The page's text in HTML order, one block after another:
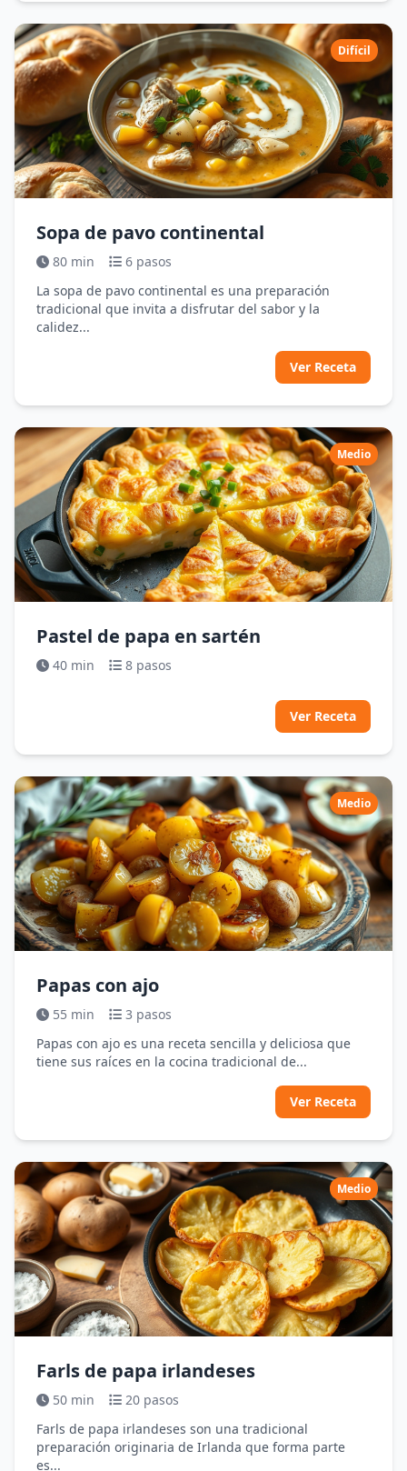
Difícil
Sopa de pavo continental
80 min
6 pasos
La sopa de pavo continental es una preparación
tradicional que invita a disfrutar del sabor y la
calidez...
Ver Receta
Medio
Pastel de papa en sartén
40 min 8 pasos
Ver Receta
Medio
Papas con ajo
55 min
3 pasos
Papas con ajo es una receta sencilla y deliciosa que
tiene sus raíces en la cocina tradicional de...
Ver Receta
Medio
Farls de papa irlandeses
50 min
20 pasos
Farls de papa irlandeses son una tradicional
preparación originaria de Irlanda que forma parte
es...